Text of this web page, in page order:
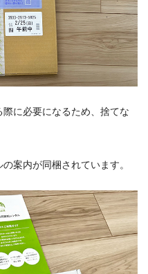
に必要になるため、捨てな
案内が同梱されています。